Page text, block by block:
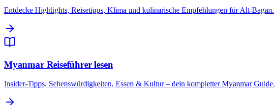
Entdecke Highlights, Reisetipps, Klima und kulinarische Empfehlungen für Alt-Bagan.
Myanmar Reiseführer lesen
Insider-Tipps, Sehenswürdigkeiten, Essen & Kultur – dein kompletter Myanmar Guide.